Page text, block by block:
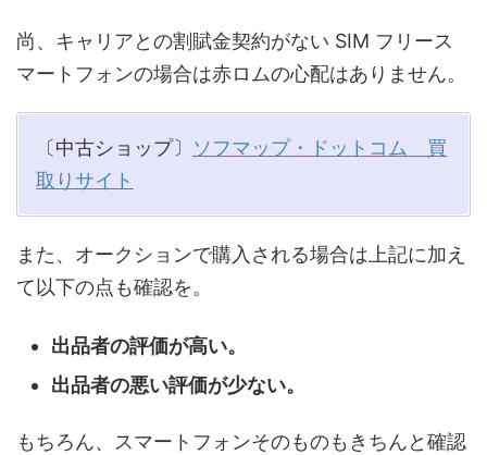
尚、キャリアとの割賦金契約がない SIM フリース
マートフォンの場合は赤ロムの心配はありません。
〔中古ショップ〕 ソフマップ・ドットコム 買
取りサイト
また、オークションで購入される場合は上記に加え
て以下の点も確認を。
出品者の評価が高い。
出品者の悪い評価が少ない。
もちろん、スマートフォンそのものもきちんと確認